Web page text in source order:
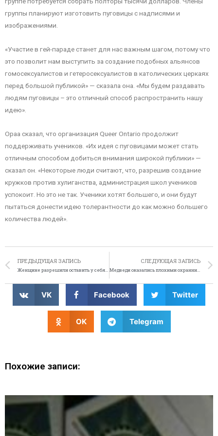
группы планируют изготовить пуговицы с надписями и
изображениями.
«Участие в гей-параде станет для нас важным шагом, потому что
это позволит нам выступить за создание подобных альянсов
гомосексуалистов и гетеросексуалистов в католических церкаях
перед большой публикой» — сказала она. «Мы будем раздавать
людям пуговицы – это отличный способ распространить нашу
идею».
Ораа сказал, что организация Queer Ontario продолжит
поддерживать учеников. «Их идея с пуговицами может стать
отличным способом добиться внимания широкой публики» —
сказал он. «Некоторые люди считают, что, разрешив создание
кружков против хулиганства, администрация школ учеников
успокоит. Но это не так. Ученики хотят большего, и они будут
пытаться донести идею толерантности до как можно большего
количества людей».
ПРЕДЫДУЩАЯ ЗАПИСЬ
Женщине разрешили оставить у себя амура
СЛЕДУЮЩАЯ ЗАПИСЬ
Медведи оказались плохими охранниками конопли
VK Facebook Twitter
OK Telegram
Похожие записи: